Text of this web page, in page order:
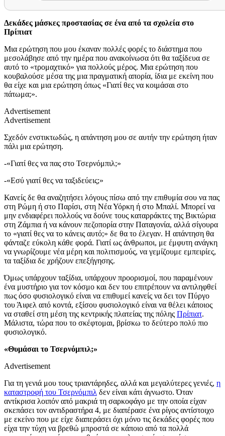
Δεκάδες μάσκες προστασίας σε ένα από τα σχολεία στο
Πρίπιατ
Μια ερώτηση που μου έκαναν πολλές φορές το διάστημα που
μεσολάβησε από την ημέρα που ανακοίνωσα ότι θα ταξίδευα σε
αυτό το «τρομαχτικό» για πολλούς μέρος. Μια ερώτηση που
κουβαλούσε μέσα της μια πραγματική απορία, ίδια με εκείνη που
θα είχε και μια ερώτηση όπως «Γιατί θες να κοιμάσαι στο
πάτωμα;».
Advertisement
Advertisement
Σχεδόν ενστικτωδώς, η απάντηση μου σε αυτήν την ερώτηση ήταν
πάλι μια ερώτηση.
-«Γιατί θες να πας στο Τσερνόμπιλ;»
-«Εσύ γιατί θες να ταξιδεύεις;»
Κανείς δε θα αναζητήσει λόγους πίσω από την επιθυμία σου να πας
στη Ρώμη ή στο Παρίσι, στη Νέα Υόρκη ή στο Μπαλί. Μπορεί να
μην ενδιαφέρει πολλούς να δούνε τους καταρράκτες της Βικτώρια
στη Ζάμπια ή να κάνουν πεζοπορία στην Παταγονία, αλλά σίγουρα
το «γιατί θες να το κάνεις αυτό;» δε θα το έλεγαν. Η απάντηση θα
φάνταζε εύκολη κάθε φορά. Γιατί ως άνθρωποι, με έμφυτη ανάγκη
να γνωρίζουμε νέα μέρη και πολιτισμούς, να γεμίζουμε εμπειρίες,
τα ταξίδια δε χρήζουν επεξήγησης.
Όμως υπάρχουν ταξίδια, υπάρχουν προορισμοί, που παραμένουν
ένα μυστήριο για τον κόσμο και δεν του επιτρέπουν να αντιληφθεί
πως όσο φυσιολογικό είναι να επιθυμεί κανείς να δει τον Πύργο
του Άιφελ από κοντά, εξίσου φυσιολογικό είναι να θέλει κάποιος
να σταθεί στη μέση της κεντρικής πλατείας της πόλης Πρίπιατ.
Μάλιστα, τώρα που το σκέφτομαι, βρίσκω το δεύτερο πολύ πιο
φυσιολογικό.
«Θυμάσαι το Τσερνόμπιλ;»
Advertisement
Για τη γενιά μου τους τριαντάρηδες, αλλά και μεγαλύτερες γενιές, η
καταστροφή του Τσερνόμπιλ δεν είναι κάτι άγνωστο. Όταν
αντίκρισα λοιπόν από μακριά τη σαρκοφάγο με την οποία είχαν
σκεπάσει τον αντιδραστήρα 4, με διαπέρασε ένα ρίγος αντίστοιχο
με εκείνο που με είχε διαπεράσει όχι μόνο τις δεκάδες φορές που
είχα την τύχη να βρεθώ μπροστά σε κάποιο από τα πολλά